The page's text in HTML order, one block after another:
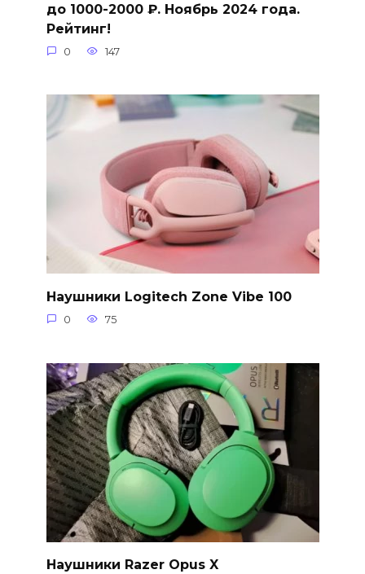
до 1000-2000 ₽. Ноябрь 2024 года.
Рейтинг!
0 147
Наушники Logitech Zone Vibe 100
0 75
Наушники Razer Opus X